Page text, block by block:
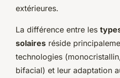
extérieures.
La différence entre les
solaires réside
technologies
bifacial) et leur adaptation